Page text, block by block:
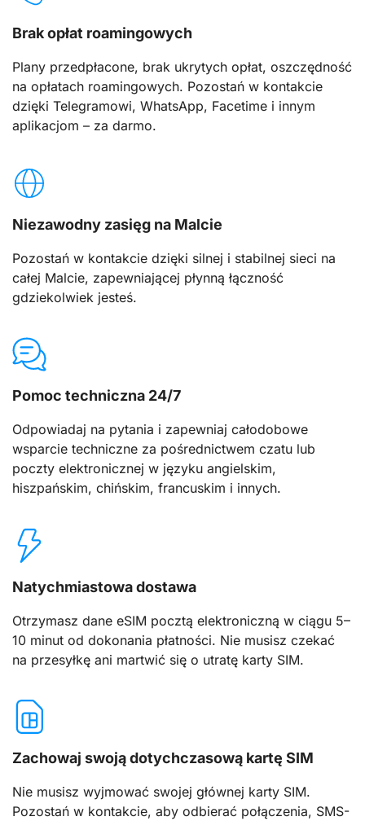
Brak opłat roamingowych
Plany przedpłacone, brak ukrytych opłat, oszczędność
na opłatach roamingowych. Pozostań w kontakcie
dzięki Telegramowi, WhatsApp, Facetime i innym
aplikacjom – za darmo.
Niezawodny zasięg na Malcie
Pozostań w kontakcie dzięki silnej i stabilnej sieci na
całej Malcie, zapewniającej płynną łączność
gdziekolwiek jesteś.
Pomoc techniczna 24/7
Odpowiadaj na pytania i zapewniaj całodobowe
wsparcie techniczne za pośrednictwem czatu lub
poczty elektronicznej w języku angielskim,
hiszpańskim, chińskim, francuskim i innych.
Natychmiastowa dostawa
Otrzymasz dane eSIM pocztą elektroniczną w ciągu 5–
10 minut od dokonania płatności. Nie musisz czekać
na przesyłkę ani martwić się o utratę karty SIM.
Zachowaj swoją dotychczasową kartę SIM
Nie musisz wyjmować swojej głównej karty SIM.
Pozostań w kontakcie, aby odbierać połączenia, SMS-